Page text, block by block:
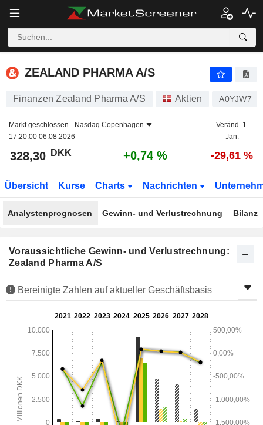
ZEALAND PHARMA A/S
ZEALAND PHARMA A/S
Finanzen Zealand Pharma A/S Aktien A0YJW7
Markt geschlossen - Nasdaq Copenhagen
17:20:00 06.08.2026
Veränd. 1.
Jan.
328,30 DKK +0,74 % -29,61 %
Übersicht Kurse Charts Nachrichten
Analystenprognosen Gewinn- und Verlustrechnung Bilanz
Voraussichtliche Gewinn- und Verlustrechnung:
Zealand Pharma A/S
Bereinigte Zahlen auf aktueller Geschäftsbasis